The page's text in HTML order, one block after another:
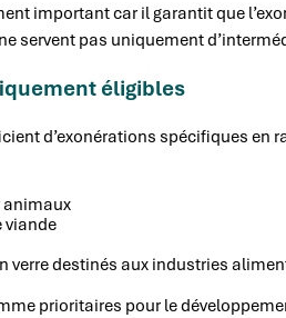
important car il garantit que
servent pas uniquement
éligibles
d’exonérations spécifiques en
animaux
viande
verre destinés aux industries
prioritaires pour le